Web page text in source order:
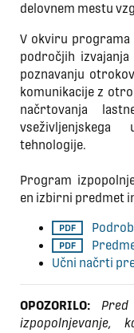
delovnem mestu
V okviru programa
področjih
poznavanju
komunikacije z
načrtovanja
tehnologije.
Program
en izbirni predmet
Učni načrti
OPOZORILO:
izpopolnjevanje,